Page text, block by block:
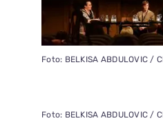
Foto: BELKISA ABDULOVIC /
Foto: BELKISA ABDULOVIC /